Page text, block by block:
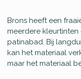
Brons heeft een
meerdere
patinabad. Bij
kan het materiaal
maar het materiaal